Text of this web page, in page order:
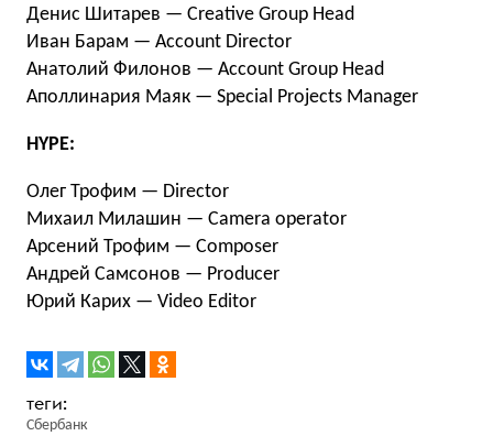
Денис Шитарев — Creative Group Head
Иван Барам — Account Director
Анатолий Филонов — Account Group Head
Аполлинария Маяк — Special Projects Manager
HYPE:
Олег Трофим — Director
Михаил Милашин — Camera operator
Арсений Трофим — Composer
Андрей Самсонов — Producer
Юрий Карих — Video Editor
Сбербанк